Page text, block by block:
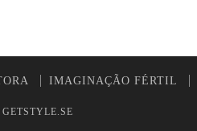
IMAGINAÇÃO FÉRTIL
GETSTYLE.SE